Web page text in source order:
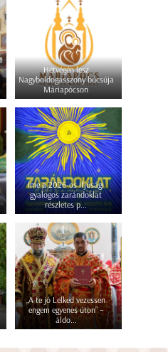
Hétvégén lesz
Nagyboldogasszony búcsúja
Máriapócson
Íme a 2026-os ifjúsági
gyalogos zarándoklat
részletes p...
„A te jó Lelked vezessen
engem egyenes úton” –
áldo...